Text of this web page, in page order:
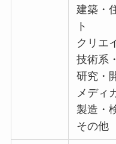
建築・
ト
クリエ
技術系
研究・
メディ
製造・
その他